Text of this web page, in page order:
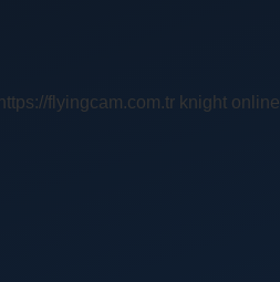
https://flyingcam.com.tr knight online